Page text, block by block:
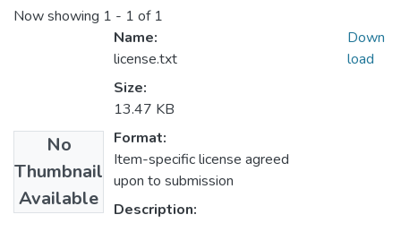
Now showing 1 - 1 of 1
No
Thumbnail
Available
Name:
license.txt
Size:
13.47 KB
Format:
Item-specific license agreed
upon to submission
Description:
Down
load